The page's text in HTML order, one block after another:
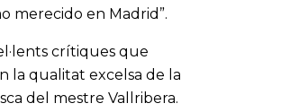
merecido en Madrid”.
crítiques que
la qualitat excelsa de la
del mestre Vallribera.